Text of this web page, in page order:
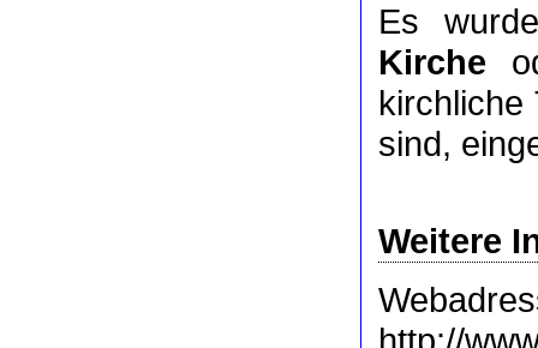
Es
Kirche
kirchliche
sind,
Weitere
http://